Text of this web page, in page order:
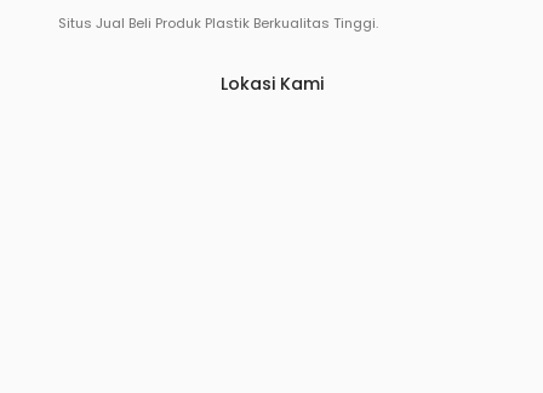
Situs Jual Beli Produk Plastik Berkualitas Tinggi.
Lokasi Kami